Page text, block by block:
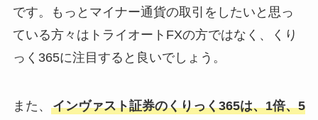
です。もっとマイナー通貨の取引をしたいと思っ
ている方々はトライオートFXの方ではなく、くり
っく365に注目すると良いでしょう。
また、 インヴァスト証券のくりっく365は、1倍、5